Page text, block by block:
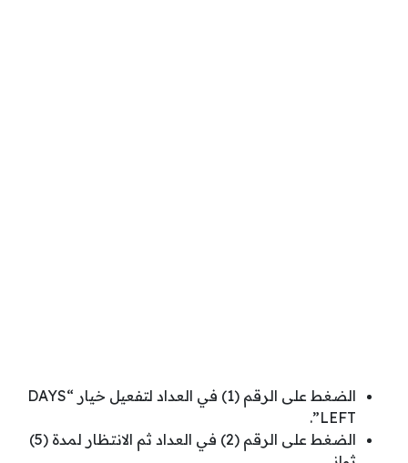
الضغط على الرقم (1) في العداد لتفعيل خيار “DAYS
LEFT”.
الضغط على الرقم (2) في العداد ثم الانتظار لمدة (5)